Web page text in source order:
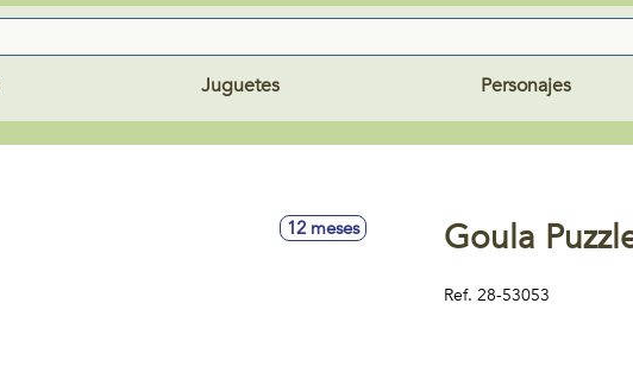
Juguetes Personajes
12 meses Goula
Ref. 28-53053